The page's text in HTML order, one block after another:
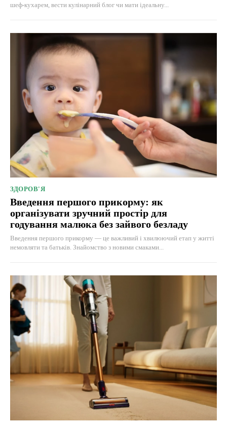
шеф-кухарем, вести кулінарний блог чи мати ідеальну...
ЗДОРОВ'Я
Введення першого прикорму: як
організувати зручний простір для
годування малюка без зайвого безладу
Введення першого прикорму — це важливий і хвилюючий етап у житті
немовляти та батьків. Знайомство з новими смаками...